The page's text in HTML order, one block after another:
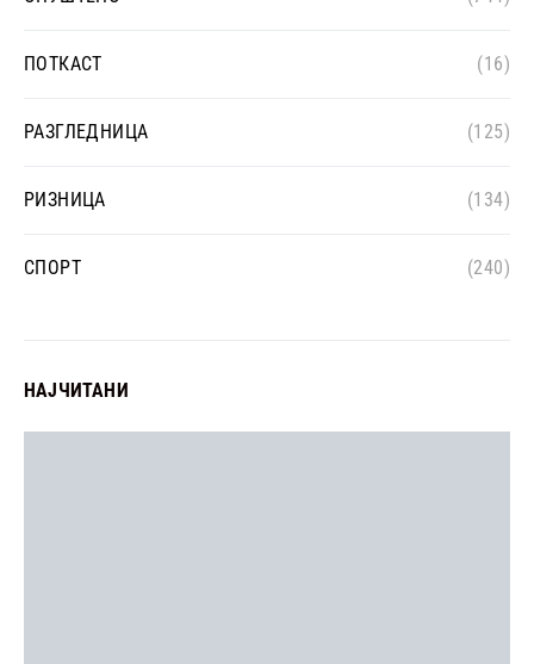
ПОТКАСТ (16)
РАЗГЛЕДНИЦА (125)
РИЗНИЦА (134)
СПОРТ (240)
НАЈЧИТАНИ